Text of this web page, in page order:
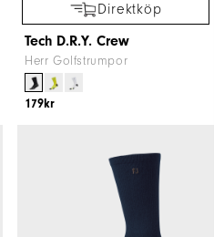
Direktköp
Tech D.R.Y. Crew
Herr Golfstrumpor
179kr